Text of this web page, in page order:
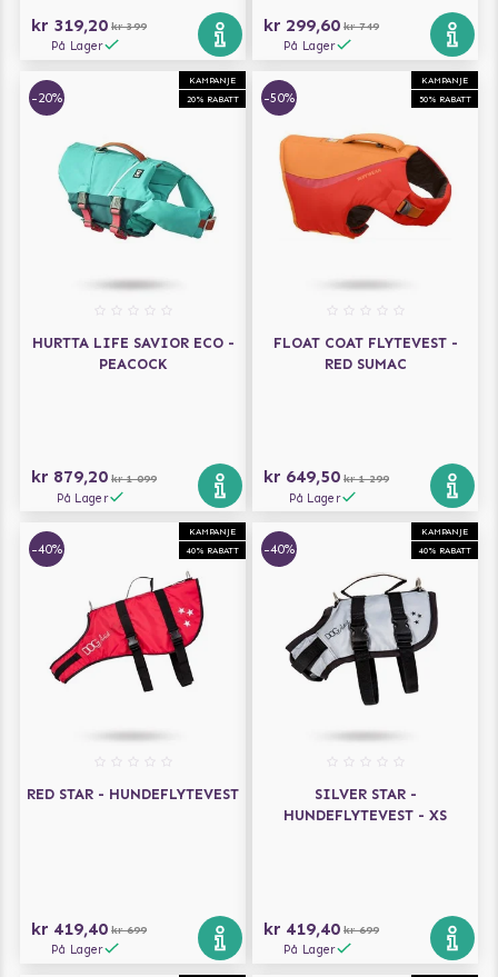
kr 319,20 kr 399
På Lager
kr 299,60 kr 749
På Lager
KAMPANJE
20% RABATT
-20%
HURTTA LIFE SAVIOR ECO -
PEACOCK
kr 879,20 kr 1 099
På Lager
KAMPANJE
50% RABATT
-50%
FLOAT COAT FLYTEVEST -
RED SUMAC
kr 649,50 kr 1 299
På Lager
KAMPANJE
40% RABATT
-40%
RED STAR - HUNDEFLYTEVEST
kr 419,40 kr 699
På Lager
KAMPANJE
40% RABATT
-40%
SILVER STAR -
HUNDEFLYTEVEST - XS
kr 419,40 kr 699
På Lager